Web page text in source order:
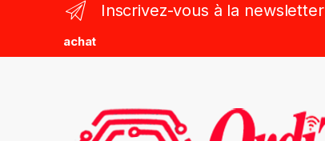
s
Inscrivez-vous à la newsletter
achat